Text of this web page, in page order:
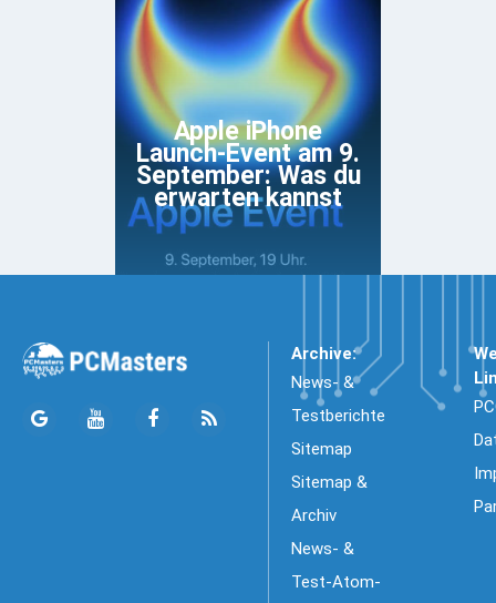
Apple iPhone
Launch-Event am 9.
September: Was du
erwarten kannst
Archive:
News- &
Testberichte
Sitemap
Sitemap &
Archiv
News- &
Test-Atom-